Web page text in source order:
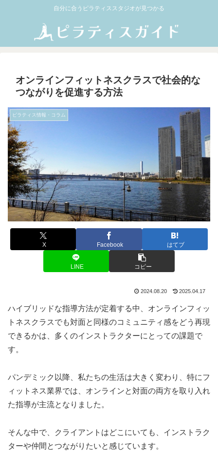
自分に合うピラティススタジオが見つかる
オンラインフィットネスクラスで社会的な
つながりを促進する方法
ピラティス情報・コラム
X Facebook はてブ
LINE コピー
2024.08.20 2025.04.17
ハイブリッドな指導方法が定着する中、オンラインフィッ
トネスクラスでも対面と同様のコミュニティ感をどう再現
できるかは、多くのインストラクターにとっての課題で
す。
パンデミック以降、私たちの生活は大きく変わり、特にフ
ィットネス業界では、オンラインと対面の両方を取り入れ
た指導が主流となりました。
そんな中で、クライアントはどこにいても、インストラク
ターや仲間とつながりたいと感じています。